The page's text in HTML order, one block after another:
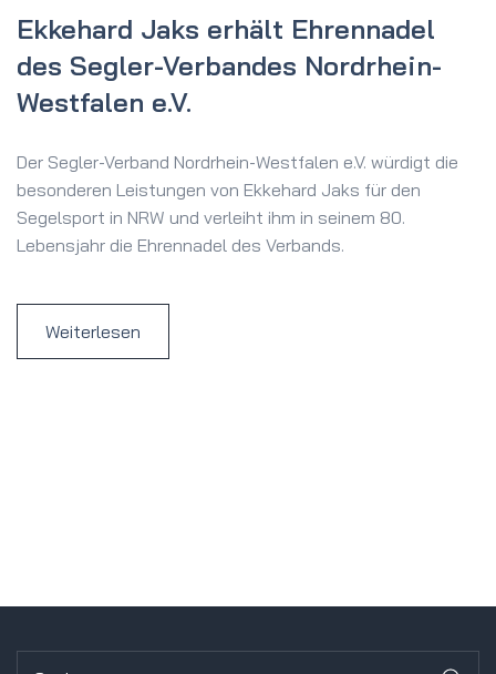
Ekkehard Jaks erhält Ehrennadel
des Segler-Verbandes Nordrhein-
Westfalen e.V.
Der Segler-Verband Nordrhein-Westfalen e.V. würdigt die
besonderen Leistungen von Ekkehard Jaks für den
Segelsport in NRW und verleiht ihm in seinem 80.
Lebensjahr die Ehrennadel des Verbands.
Weiterlesen